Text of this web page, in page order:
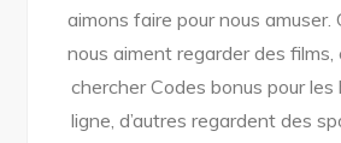
aimons faire pour nous amuser.
nous aiment regarder des
chercher Codes bonus pour
ligne, d’autres regardent des